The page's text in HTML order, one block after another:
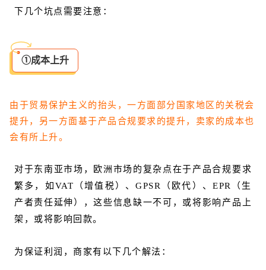
下几个坑点需要注意：
①成本上升
由于贸易保护主义的抬头，一方面部分国家地区的关税会
提升，另一方面基于产品合规要求的提升，卖家的成本也
会有所上升。
对于东南亚市场，欧洲市场的复杂点在于产品合规要求
繁多，如VAT（增值税）、GPSR（欧代）、EPR（生
产者责任延伸），这些信息缺一不可，或将影响产品上
架，或将影响回款。
为保证利润，商家有以下几个解法：